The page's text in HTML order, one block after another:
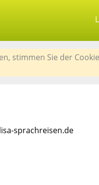
stimmen Sie der
sprachreisen.de